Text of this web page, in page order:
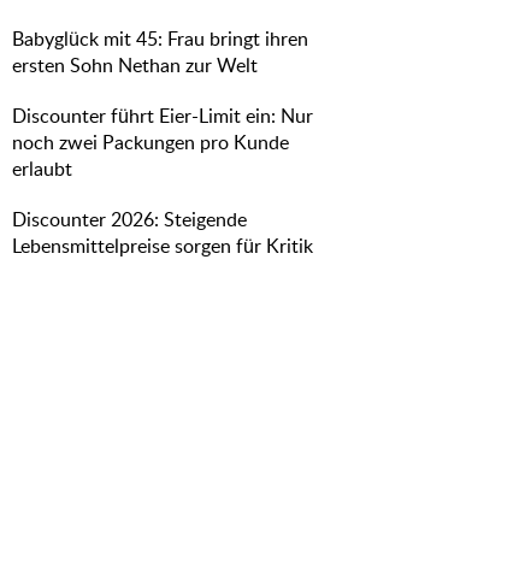
Babyglück mit 45: Frau bringt ihren
ersten Sohn Nethan zur Welt
Discounter führt Eier-Limit ein: Nur
noch zwei Packungen pro Kunde
erlaubt
Discounter 2026: Steigende
Lebensmittelpreise sorgen für Kritik